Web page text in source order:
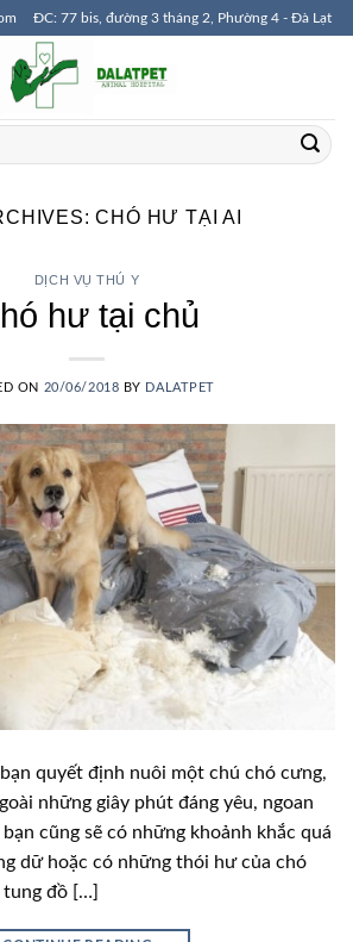
ĐC: 77 bis, đường 3 tháng 2, Phường 4 - Đà Lạt
CHÓ HƯ TẠI AI
DỊCH VỤ THÚ Y
hư tại chủ
ON 20/06/2018 BY DALATPET
quyết định nuôi một chú chó cưng,
những giây phút đáng yêu, ngoan
cũng sẽ có những khoảnh khắc quá
dữ hoặc có những thói hư của chó
tung đồ […]